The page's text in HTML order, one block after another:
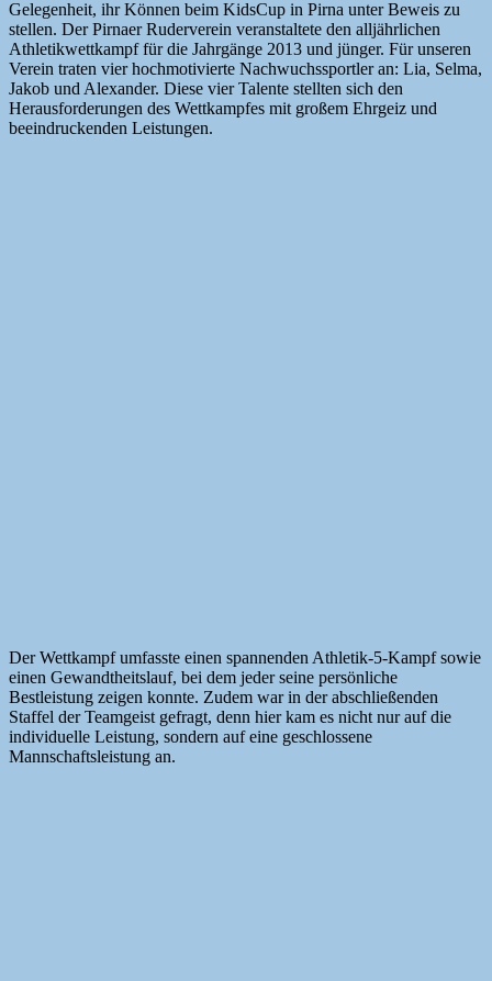
Gelegenheit, ihr Können beim KidsCup in Pirna unter Beweis zu
stellen. Der Pirnaer Ruderverein veranstaltete den alljährlichen
Athletikwettkampf für die Jahrgänge 2013 und jünger. Für unseren
Verein traten vier hochmotivierte Nachwuchssportler an: Lia, Selma,
Jakob und Alexander. Diese vier Talente stellten sich den
Herausforderungen des Wettkampfes mit großem Ehrgeiz und
beeindruckenden Leistungen.
Der Wettkampf umfasste einen spannenden Athletik-5-Kampf sowie
einen Gewandtheitslauf, bei dem jeder seine persönliche
Bestleistung zeigen konnte. Zudem war in der abschließenden
Staffel der Teamgeist gefragt, denn hier kam es nicht nur auf die
individuelle Leistung, sondern auf eine geschlossene
Mannschaftsleistung an.